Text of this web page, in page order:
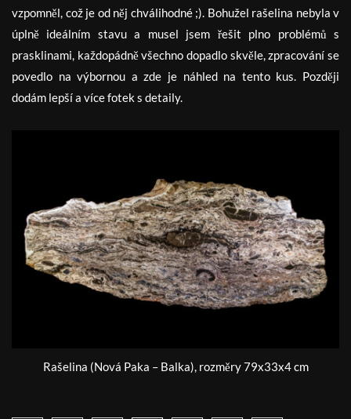
vzpomněl, což je od něj chválihodné ;). Bohužel rašelina nebyla v
úplně ideálním stavu a musel jsem řešit plno problémů s
prasklinami, každopádně všechno dopadlo skvěle, zpracování se
povedlo na výbornou a zde je náhled na tento kus. Později
dodám lepší a více fotek s detaily.
Rašelina (Nová Paka – Balka), rozměry 79x33x4 cm